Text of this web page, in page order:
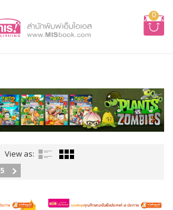
0
View as:
5